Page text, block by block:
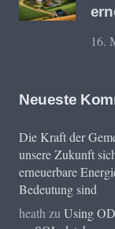
16.
Neueste
Die Kraft der
unsere Zukunft
erneuerbare
Bedeutung sind
heath zu Using